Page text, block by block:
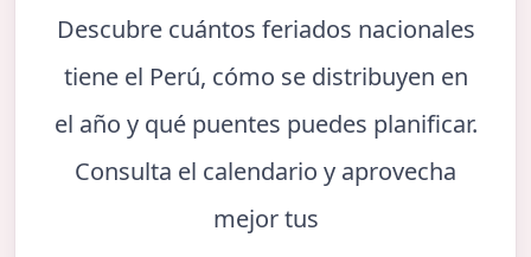
Descubre cuántos feriados nacionales
tiene el Perú, cómo se distribuyen en
el año y qué puentes puedes planificar.
Consulta el calendario y aprovecha
mejor tus